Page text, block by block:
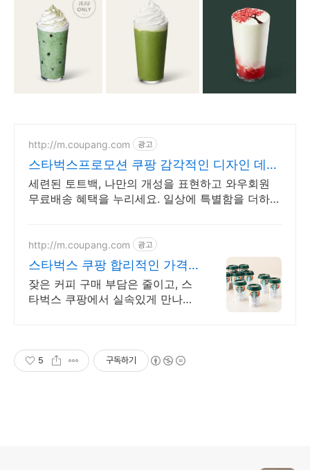
http://m.coupang.com 광고
스타벅스프로모션 쿠팡 감각적인 디자인 데일
리백
세련된 토트백, 나만의 개성을 표현하고 와우회원
무료배송 혜택을 누리세요. 일상에 특별함을 더하는
http://m.coupang.com 광고
스타벅스 쿠팡 합리적인 가격
대용량
잦은 커피 구매 부담은 줄이고, 스
타벅스 쿠팡에서 실속있게 만나보
5 구독하기